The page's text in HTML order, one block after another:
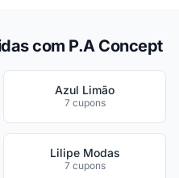
com P.A Concept
Azul Limão
7 cupons
Lilipe Modas
7 cupons